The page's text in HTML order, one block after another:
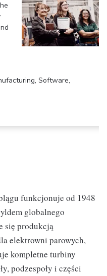
Software,
funkcjonuje od 1948
globalnego
się produkcją
elektrowni parowych,
kompletne turbiny
podzespoły i części